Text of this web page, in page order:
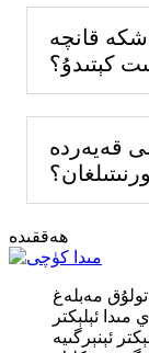
قانچە
كېتىدۇ؟
قەيەردە
ھەققىدە
مەبلەغ
ئېلېكتر
ئېنېرگىيە